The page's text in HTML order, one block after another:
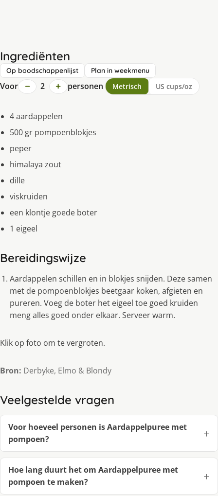
Ingrediënten
Op boodschappenlijst Plan in weekmenu
Voor − 2 + personen Metrisch US cups/oz
4 aardappelen
500 gr pompoenblokjes
peper
himalaya zout
dille
viskruiden
een klontje goede boter
1 eigeel
Bereidingswijze
Aardappelen schillen en in blokjes snijden. Deze samen
met de pompoenblokjes beetgaar koken, afgieten en
pureren. Voeg de boter het eigeel toe goed kruiden
meng alles goed onder elkaar. Serveer warm.
Klik op foto om te vergroten.
Bron: Derbyke, Elmo & Blondy
Veelgestelde vragen
Voor hoeveel personen is Aardappelpuree met
pompoen?
Hoe lang duurt het om Aardappelpuree met
pompoen te maken?